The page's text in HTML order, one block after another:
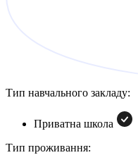
Тип навчального закладу:
Приватна школа
Тип проживання: